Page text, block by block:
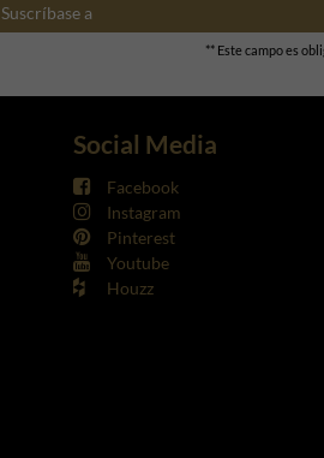
Suscríbase a
** Este campo es
Social Media
Facebook
Instagram
Pinterest
Youtube
Houzz